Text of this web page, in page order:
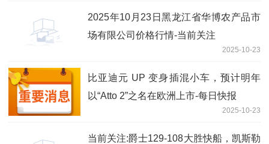
2025年10月23日黑龙江省华博农产品市
场有限公司价格行情-当前关注
2025-10-23
比亚迪元 UP 变身插混小车，预计明年
以“Atto 2”之名在欧洲上市-每日快报
2025-10-23
当前关注:爵士129-108大胜快船，凯斯勒